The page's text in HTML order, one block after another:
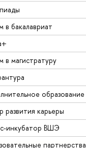
в бакалавриат
в магистратуру
образование
развития карьеры
инкубатор ВШЭ
партнерства